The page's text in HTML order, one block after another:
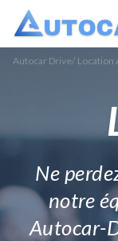
Autocar Drive/ Location
Ne
notre
Autocar-